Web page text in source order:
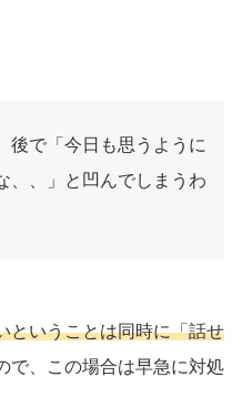
後で「今日も思うように
、、」と凹んでしまうわ
ということは同時に「話せ
で、この場合は早急に対処